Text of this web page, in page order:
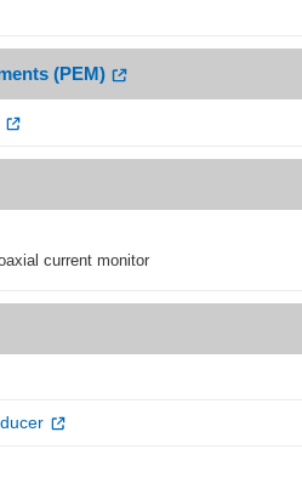
(PEM)
current monitor